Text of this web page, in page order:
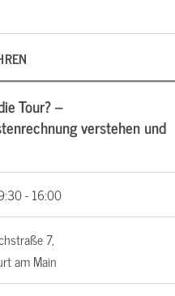
Tour? –
verstehen und
- 16:00
7,
am Main